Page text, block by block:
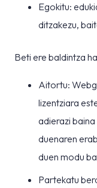
Egokitu:
ditzakezu,
Beti ere baldintza
Aitortu:
lizentziara
adierazi
duenaren
duen modu
Partekatu